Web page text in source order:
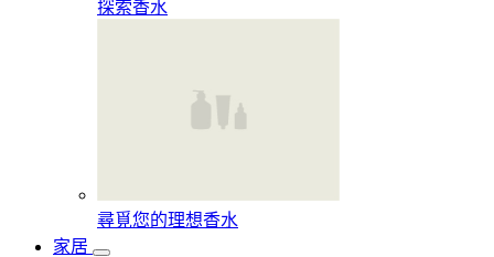
探索香水​
尋覓您的理想香水​
家居